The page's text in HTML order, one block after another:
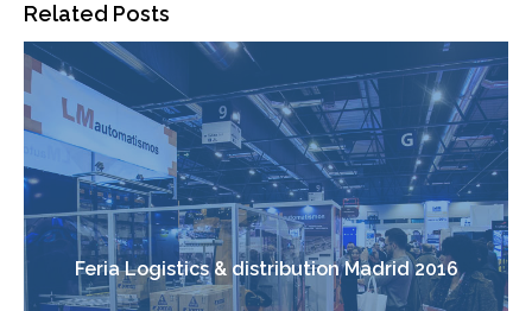
Related Posts
Feria Logistics & distribution Madrid 2016